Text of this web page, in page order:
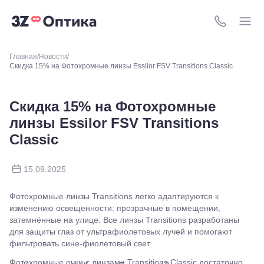
8 (800) 511-
Главная Новости
Скидка 15% на Фотохромные линзы Essilor FSV Transitions Classic
Скидка 15% на Фотохромные
линзы Essilor FSV Transitions
Classic
15.09.2025
Фотохромные линзы Transitions легко адаптируются к
изменению освещенности: прозрачные в помещении,
затемнённые на улице. Все линзы Transitions разработаны
для защиты глаз от ультрафиолетовых лучей и помогают
фильтровать сине-фиолетовый свет.
Бориса
Галушкина,
м.
Свиблово,
Москва, м.
Академическая, ул.
д. 17
90
Екатерининская,
105
Пермь,
Маршала
Рыбалко,
35